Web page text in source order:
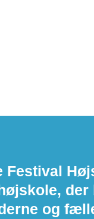
Festival
der
og